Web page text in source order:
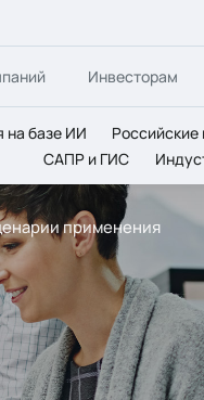
Инвесторам
на базе ИИ Российские
САПР и ГИС
применения